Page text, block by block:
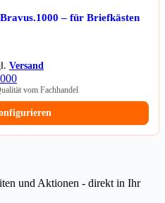
– für Briefkästen
Versand
vom Fachhandel
und Aktionen - direkt in Ihr